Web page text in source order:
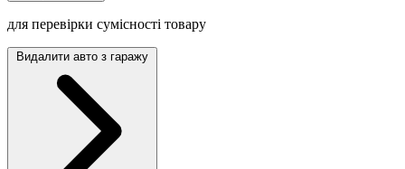
для перевірки сумісності товару
Видалити авто з гаражу